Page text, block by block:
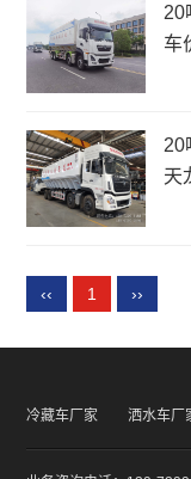
20
车
20
天
‹‹ 1 ››
冷藏车厂家 洒水车厂